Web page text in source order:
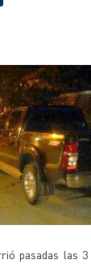
pasadas las 3